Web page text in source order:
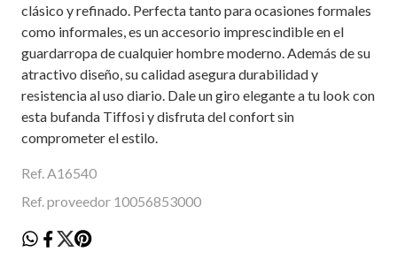
clásico y refinado. Perfecta tanto para ocasiones formales
como informales, es un accesorio imprescindible en el
guardarropa de cualquier hombre moderno. Además de su
atractivo diseño, su calidad asegura durabilidad y
resistencia al uso diario. Dale un giro elegante a tu look con
esta bufanda Tiffosi y disfruta del confort sin
comprometer el estilo.
Ref. A16540
Ref. proveedor 10056853000